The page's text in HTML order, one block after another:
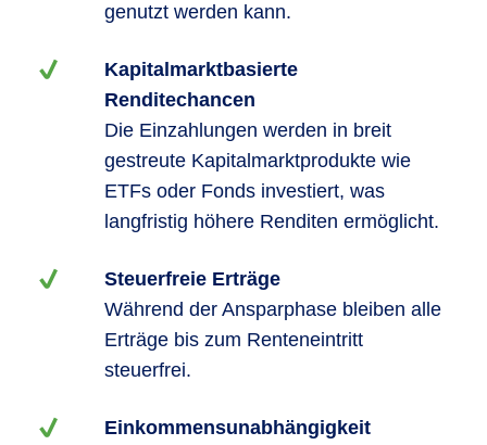
genutzt werden kann.
Kapitalmarktbasierte
Renditechancen
Die Einzahlungen werden in breit
gestreute Kapitalmarktprodukte wie
ETFs oder Fonds investiert, was
langfristig höhere Renditen ermöglicht.
Steuerfreie Erträge
Während der Ansparphase bleiben alle
Erträge bis zum Renteneintritt
steuerfrei.
Einkommensunabhängigkeit